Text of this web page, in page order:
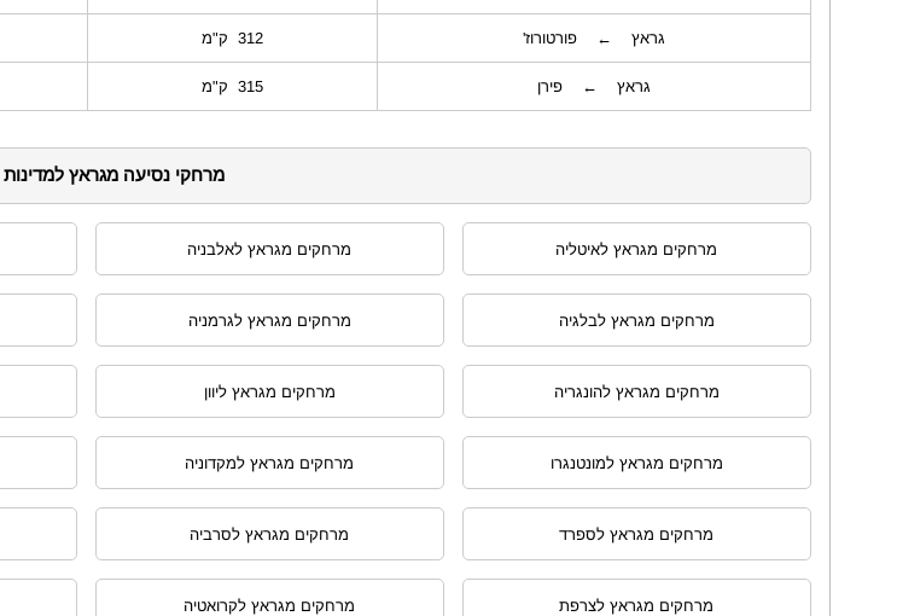
גראץ ← פורטורוז' 312 ק"מ
גראץ ← פירן 315 ק"מ
מרחקי נסיעה מגראץ למדינות
מרחקים מגראץ לאיטליה מרחקים מגראץ לאלבניה
מרחקים מגראץ לבלגיה מרחקים מגראץ לגרמניה
מרחקים מגראץ להונגריה מרחקים מגראץ ליוון
מרחקים מגראץ למונטנגרו מרחקים מגראץ למקדוניה
מרחקים מגראץ לספרד מרחקים מגראץ לסרביה
מרחקים מגראץ לצרפת מרחקים מגראץ לקרואטיה